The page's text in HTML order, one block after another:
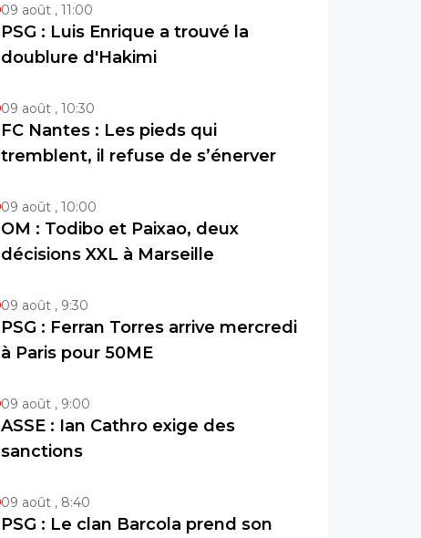
09 août , 11:00
PSG : Luis Enrique a trouvé la
doublure d'Hakimi
09 août , 10:30
FC Nantes : Les pieds qui
tremblent, il refuse de s’énerver
09 août , 10:00
OM : Todibo et Paixao, deux
décisions XXL à Marseille
09 août , 9:30
PSG : Ferran Torres arrive mercredi
à Paris pour 50ME
09 août , 9:00
ASSE : Ian Cathro exige des
sanctions
09 août , 8:40
PSG : Le clan Barcola prend son